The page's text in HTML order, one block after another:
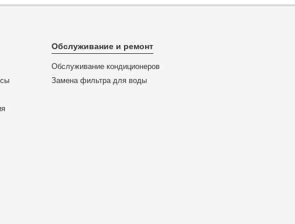
Обслуживание и ремонт
Обслуживание кондиционеров
Замена фильтра для воды